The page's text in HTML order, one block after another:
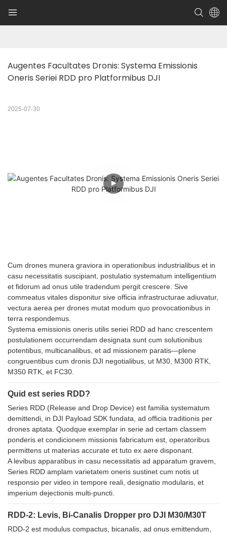
Augentes Facultates Dronis: Systema Emissionis
Oneris Seriei RDD pro Platformibus DJI
2025-07-30
Cum drones munera graviora in operationibus industrialibus et in
casu necessitatis suscipiant, postulatio systematum intelligentium
et fidorum ad onus utile tradendum pergit crescere. Sive
commeatus vitales disponitur sive officia infrastructurae adiuvatur,
vectura aerea per drones mutat modum quo provocationibus in
terra respondemus.
Systema emissionis oneris utilis seriei RDD ad hanc crescentem
postulationem occurrendam designata sunt cum solutionibus
potentibus, multicanalibus, et ad missionem paratis—plene
congruentibus cum dronis DJI negotialibus, ut M30, M300 RTK,
M350 RTK, et FC30.
Quid est series RDD?
Series RDD (Release and Drop Device) est familia systematum
demittendi, in DJI Payload SDK fundata, ad officia traditionis per
drones aptata. Quodque exemplar in serie ad certam classem
ponderis et condicionem missionis fabricatum est, operatoribus
permittens ut materias accurate et tuto ex aere disponant.
A levibus apparatibus in casu necessitatis ad apparatum gravem,
Series RDD amplam varietatem oneris sustinet cum notis ut
responsio per video in tempore reali, designatio modularis, et
imperium dejectionis multi-puncti.
RDD-2: Levis, Bi-Canalis Dropper pro DJI M30/M30T
RDD-2 est modulus compactus, bicanalis, ad onus emittendum,